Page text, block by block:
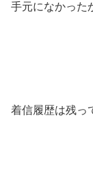
手元になかった
着信履歴は残っ